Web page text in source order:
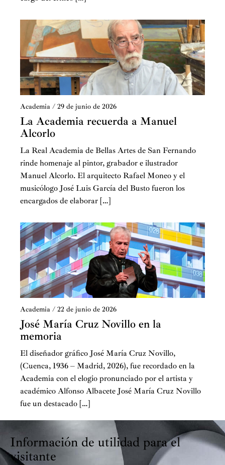
Academia / 29 de junio de 2026
La Academia recuerda a Manuel
Alcorlo
La Real Academia de Bellas Artes de San Fernando
rinde homenaje al pintor, grabador e ilustrador
Manuel Alcorlo. El arquitecto Rafael Moneo y el
musicólogo José Luis García del Busto fueron los
encargados de elaborar […]
Academia / 22 de junio de 2026
José María Cruz Novillo en la
memoria
El diseñador gráfico José María Cruz Novillo,
(Cuenca, 1936 – Madrid, 2026), fue recordado en la
Academia con el elogio pronunciado por el artista y
académico Alfonso Albacete José María Cruz Novillo
fue un destacado […]
Información de utilidad para el
visitante